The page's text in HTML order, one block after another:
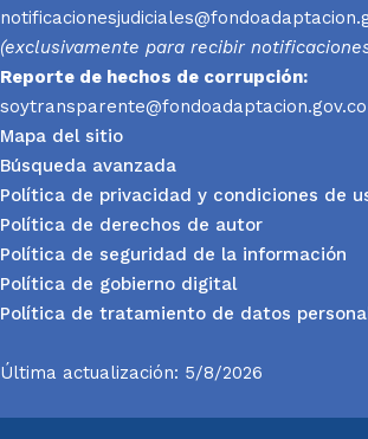
(exclusivamente para recibir
Reporte de hechos de corrupción:
soytransparente@fondoadaptacion.gov.co
Mapa del sitio
Búsqueda avanzada
Política de privacidad y condiciones de
Política de derechos de autor
Política de seguridad de la información
Política de gobierno digital
Política de tratamiento de datos
Última actualización: 5/8/2026